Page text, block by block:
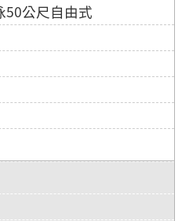
50公尺自由式